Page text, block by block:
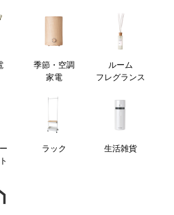
季節・空調
家電
ルーム
フレグランス
ラック 生活雑貨